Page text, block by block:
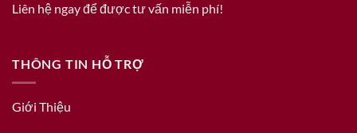
Liên hệ ngay để được tư vấn miễn phí!
THÔNG TIN HỖ TRỢ
Giới Thiệu